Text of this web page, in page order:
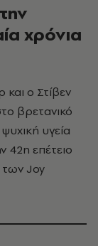
χρόνια
ο Στίβεν
βρετανικό
υγεία
42η επέτειο
Joy